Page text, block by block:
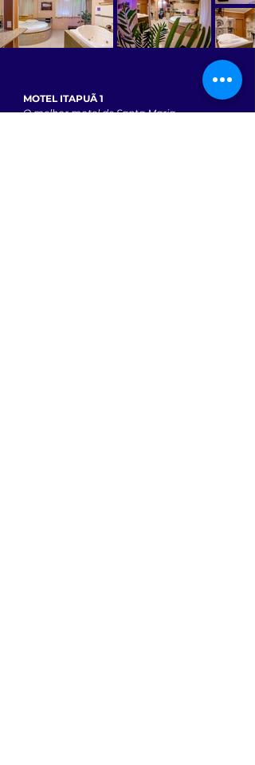
MOTEL ITAPUÃ 1
O melhor motel de Santa Maria